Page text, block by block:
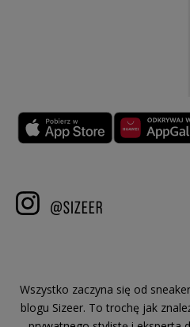
Wszystko zaczyna się od
blogu Sizeer. To trochę jak